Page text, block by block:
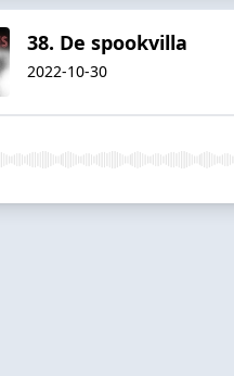
38. De spookvilla
2022-10-30